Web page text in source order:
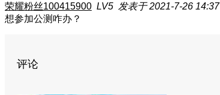
荣耀粉丝100415900 LV5 发表于 2021-7-26 14:37
想参加公测咋办？
评论